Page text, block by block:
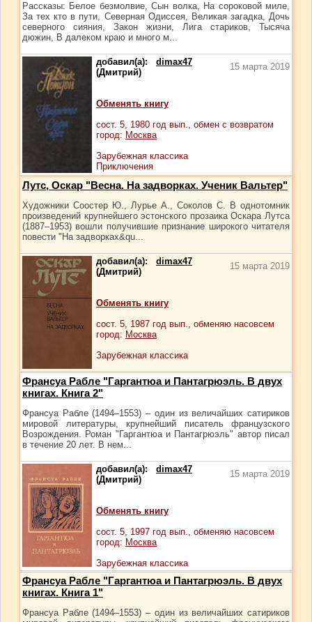
Рассказы: Белое безмолвие, Сын волка, На сороковой миле,
За тех кто в пути, Северная Одиссея, Великая загадка, Дочь
северного сияния, Закон жизни, Лига стариков, Тысяча
дюжин, В далеком краю и много м...
добавил(а): dimax47
(Дмитрий)
15 марта 2019
Обменять книгу
сост. 5, 1980 год вып., обмен с возвратом
город: Москва
Зарубежная классика
Приключения
Лутс, Оскар "Весна. На задворках. Ученик Вальтер"
Художники Соостер Ю., Лурье А., Соколов С. В однотомник
произведений крупнейшего эстонского прозаика Оскара Лутса
(1887–1953) вошли получившие признание широкого читателя
повести "На задворках&qu...
добавил(а): dimax47
(Дмитрий)
15 марта 2019
Обменять книгу
сост. 5, 1987 год вып., обменяю насовсем
город: Москва
Зарубежная классика
Франсуа Рабле "Гаргантюа и Пантагрюэль. В двух
книгах. Книга 2"
Франсуа Рабле (1494–1553) – один из величайших сатириков
мировой литературы, крупнейший писатель французского
Возрождения. Роман "Гаргантюа и Пантагрюэль" автор писал
в течение 20 лет. В нем...
добавил(а): dimax47
(Дмитрий)
15 марта 2019
Обменять книгу
сост. 5, 1997 год вып., обменяю насовсем
город: Москва
Зарубежная классика
Франсуа Рабле "Гаргантюа и Пантагрюэль. В двух
книгах. Книга 1"
Франсуа Рабле (1494–1553) – один из величайших сатириков